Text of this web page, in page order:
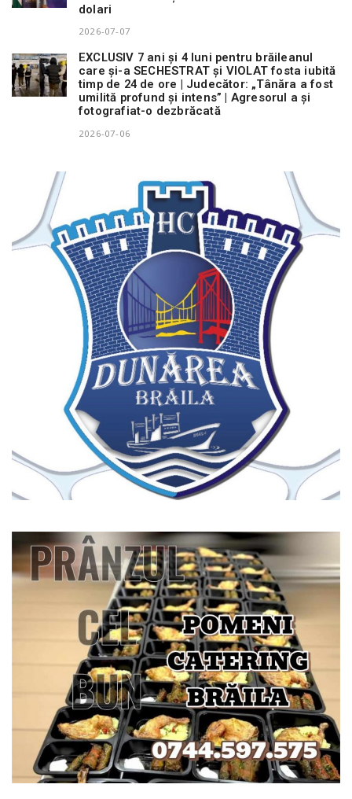
dolari
2026-07-07
EXCLUSIV 7 ani și 4 luni pentru brăileanul
care și-a SECHESTRAT și VIOLAT fosta iubită
timp de 24 de ore | Judecător: „Tânăra a fost
umilită profund și intens” | Agresorul a și
fotografiat-o dezbrăcată
2026-07-06